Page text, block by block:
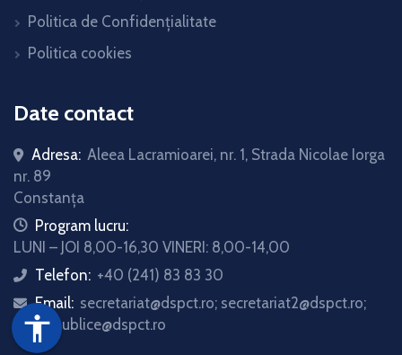
accessibility
Politica de Confidențialitate
Politica cookies
Date contact
Adresa: Aleea Lacramioarei, nr. 1, Strada Nicolae Iorga
nr. 89
Constanța
iconProgram lucru:
LUNI – JOI 8,00-16,30 VINERI: 8,00-14,00
icon
Telefon: +40 (241) 83 83 30
icon
Email: secretariat@dspct.ro; secretariat2@dspct.ro;
relatii.publice@dspct.ro